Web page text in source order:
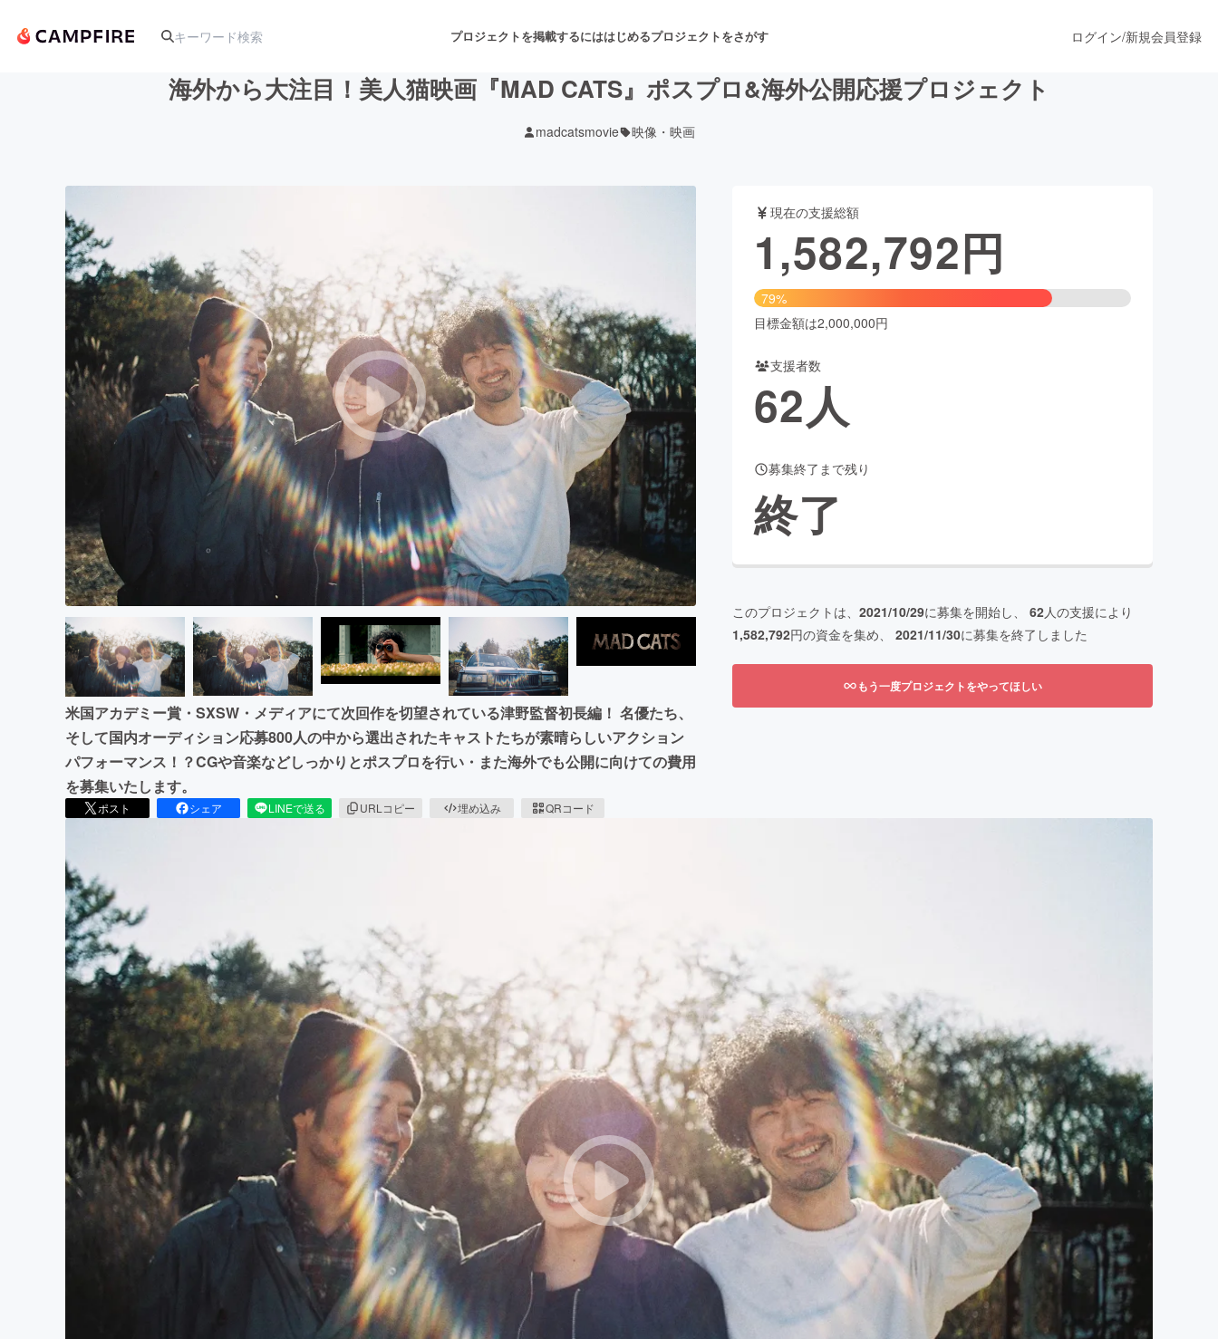
プロジェクトを掲載するにははじめるプロジェクトをさがす
舞台・パフォーマンス
テクノロジー・ガジェット ゲーム・サービス開発 ファッション
映像・映画 書籍・雑誌出版 アニメ・漫画
ビジネス・起業 チャレンジ ビューティー・ヘルスケア
まちづくり・地域活性化
CAMPFIRE for Social Good CAMPFIRE Creation
CAMPFIREふるさと納税machi-yaコミュニティ
ログイン/新規会員登録
海外から大注目！美人猫映画『MAD CATS』ポスプロ&海外公開応援プロジェクト
madcatsmovie 映像・映画
米国アカデミー賞・SXSW・メディアにて次回作を切望されている津野監督初長編！ 名優たち、
そして国内オーディション応募800人の中から選出されたキャストたちが素晴らしいアクション
パフォーマンス！？CGや音楽などしっかりとポスプロを行い・また海外でも公開に向けての費用
を募集いたします。
ポスト シェア LINEで送る URLコピー 埋め込み QRコード
現在の支援総額
1,582,792円
79%
目標金額は2,000,000円
支援者数
62人
募集終了まで残り
終了
このプロジェクトは、 2021/10/29に募集を開始し、 62人の支援により
1,582,792円の資金を集め、 2021/11/30に募集を終了しました
もう一度プロジェクトをやってほしい